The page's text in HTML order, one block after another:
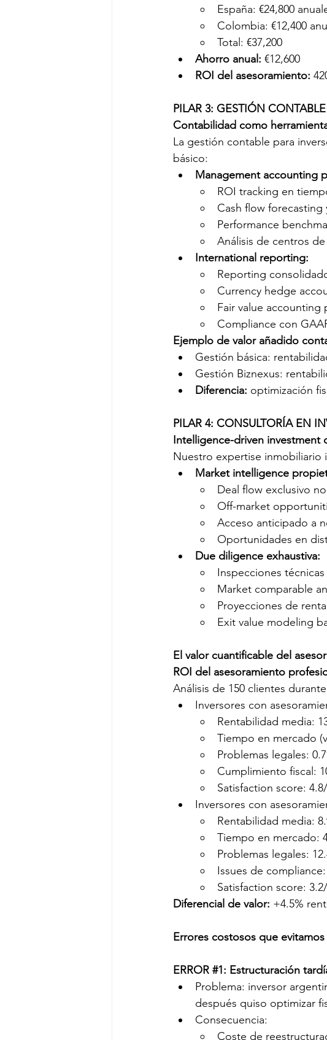
España: €24,800
Colombia: €12,400
Total: €37,200
Ahorro anual: €12,600
ROI del asesoramiento:
PILAR 3: GESTIÓN
Contabilidad como
La gestión contable para
básico:
Management accounting
ROI tracking en
Cash flow forecasting
Performance
Análisis de centros
International reporting:
Reporting
Currency hedge
Fair value
Compliance con
Ejemplo de valor añadido
Gestión básica:
Gestión Biznexus:
Diferencia: optimización
PILAR 4: CONSULTORÍA EN
Intelligence-driven investment
Nuestro expertise inmobiliario
Market intelligence
Deal flow exclusivo
Off-market
Acceso anticipado a
Oportunidades en
Due diligence exhaustiva:
Inspecciones
Market comparable
Proyecciones de
Exit value modeling
El valor cuantificable del
ROI del asesoramiento
Análisis de 150 clientes
Inversores con
Rentabilidad media:
Tiempo en mercado
Problemas legales:
Cumplimiento fiscal:
Satisfaction score:
Inversores con
Rentabilidad media:
Tiempo en mercado:
Problemas legales:
Issues de compliance:
Satisfaction score:
Diferencial de valor: +4.5%
Errores costosos que evitamos
ERROR #1: Estructuración
Problema: inversor
después quiso optimizar
Consecuencia:
Coste de